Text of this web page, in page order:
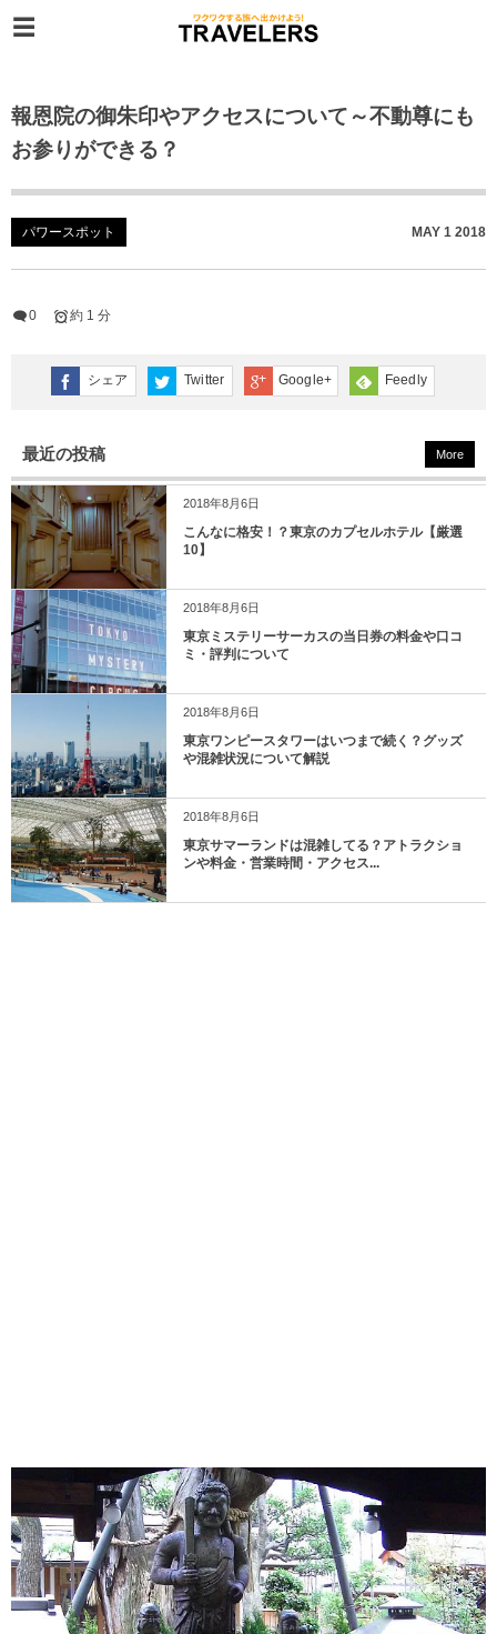
報恩院の御朱印やアクセスについて～不動尊にも
お参りができる？
パワースポット MAY 1 2018
0 約 1 分
シェア Twitter Google+ Feedly
最近の投稿
2018年8月6日
こんなに格安！？東京のカプセルホテル【厳選
10】
2018年8月6日
東京ミステリーサーカスの当日券の料金や口コ
ミ・評判について
2018年8月6日
東京ワンピースタワーはいつまで続く？グッズ
や混雑状況について解説
2018年8月6日
東京サマーランドは混雑してる？アトラクショ
ンや料金・営業時間・アクセス...
More